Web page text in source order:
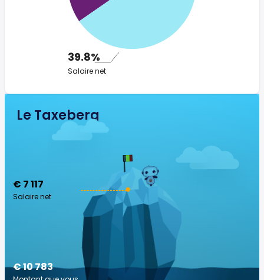
39.8%
Salaire net
Le Taxeberg
€ 7 117
Salaire net
€ 10 783